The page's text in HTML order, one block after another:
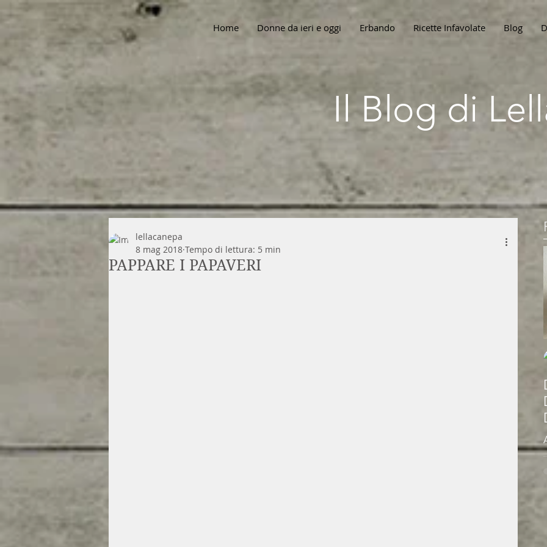
Home Donne da ieri e oggi Erbando Ricette Infavolate Blog
Il Blog di
PAPPARE I PAPAVERI
lellacanepa
8 mag 2018 Tempo di lettura: 5 min